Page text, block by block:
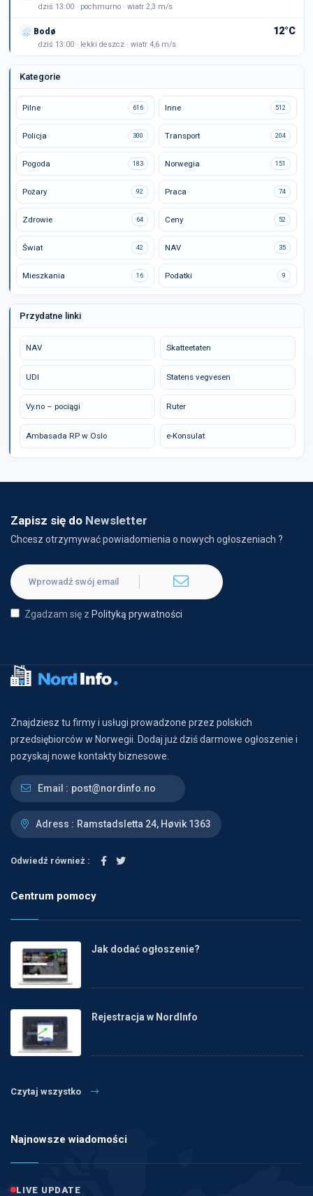
dziś 13:00 · pochmurno · wiatr 2,3 m/s
Bodø 12°C
dziś 13:00 · lekki deszcz · wiatr 4,6 m/s
Kategorie
Pilne 616 Inne 512
Policja 300 Transport 204
Pogoda 183 Norwegia 151
Pożary 92 Praca 74
Zdrowie 64 Ceny 52
Świat 42 NAV 35
Mieszkania 16 Podatki 9
Przydatne linki
NAV Skatteetaten
UDI Statens vegvesen
Vy.no – pociągi Ruter
Ambasada RP w Oslo e-Konsulat
Zapisz się do Newsletter
Chcesz otrzymywać powiadomienia o nowych ogłoszeniach ?
Zgadzam się z Polityką prywatności
Znajdziesz tu firmy i usługi prowadzone przez polskich
przedsiębiorców w Norwegii. Dodaj już dziś darmowe ogłoszenie i
pozyskaj nowe kontakty biznesowe.
Email : post@nordinfo.no
Adress : Ramstadsletta 24, Høvik 1363
Odwiedź również :
Centrum pomocy
Jak dodać ogłoszenie?
Rejestracja w NordInfo
Czytaj wszystko
Najnowsze wiadomości
LIVE UPDATE